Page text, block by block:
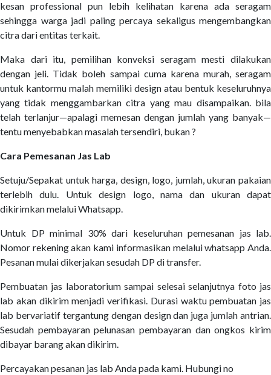
kesan professional pun lebih kelihatan karena ada seragam
sehingga warga jadi paling percaya sekaligus mengembangkan
citra dari entitas terkait.
Maka dari itu, pemilihan konveksi seragam mesti dilakukan
dengan jeli. Tidak boleh sampai cuma karena murah, seragam
untuk kantormu malah memiliki design atau bentuk keseluruhnya
yang tidak menggambarkan citra yang mau disampaikan. bila
telah terlanjur—apalagi memesan dengan jumlah yang banyak—
tentu menyebabkan masalah tersendiri, bukan ?
Cara Pemesanan Jas Lab
Setuju/Sepakat untuk harga, design, logo, jumlah, ukuran pakaian
terlebih dulu. Untuk design logo, nama dan ukuran dapat
dikirimkan melalui Whatsapp.
Untuk DP minimal 30% dari keseluruhan pemesanan jas lab.
Nomor rekening akan kami informasikan melalui whatsapp Anda.
Pesanan mulai dikerjakan sesudah DP di transfer.
Pembuatan jas laboratorium sampai selesai selanjutnya foto jas
lab akan dikirim menjadi verifikasi. Durasi waktu pembuatan jas
lab bervariatif tergantung dengan design dan juga jumlah antrian.
Sesudah pembayaran pelunasan pembayaran dan ongkos kirim
dibayar barang akan dikirim.
Percayakan pesanan jas lab Anda pada kami. Hubungi no